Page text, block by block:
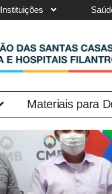
Instituições
Materiais para